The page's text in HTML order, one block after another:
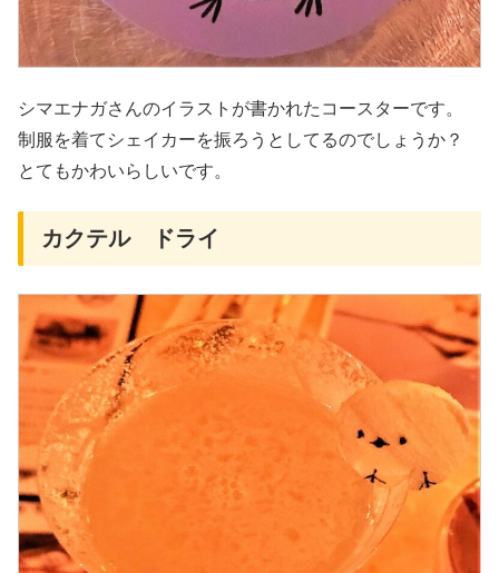
シマエナガさんのイラストが書かれたコースターです。
制服を着てシェイカーを振ろうとしてるのでしょうか？
とてもかわいらしいです。
カクテル ドライ